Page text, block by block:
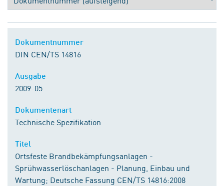
DIN CEN/TS 14816
2009-05
Technische Spezifikation
Ortsfeste Brandbekämpfungsanlagen -
Sprühwasserlöschanlagen - Planung, Einbau und
Wartung; Deutsche Fassung CEN/TS 14816:2008